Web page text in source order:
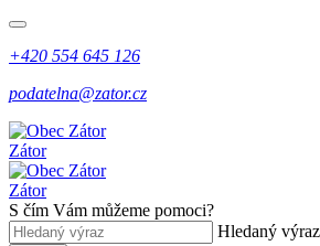
+420 554 645 126
podatelna@zator.cz
Zátor
Zátor
S čím Vám můžeme pomoci?
Hledaný výraz